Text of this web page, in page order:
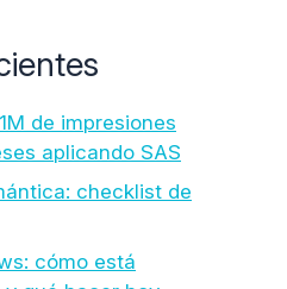
de impresiones
aplicando SAS
checklist de
cómo está